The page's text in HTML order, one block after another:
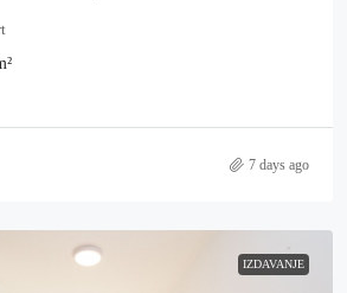
7 days ago
IZDAVANJE